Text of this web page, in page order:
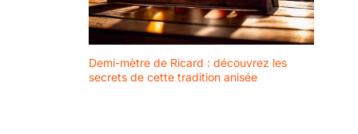
et est façonné par des
artisans hautement
qualifiés et passionnés
par leur métier. Ainsi,
chaque pièce de verre
Demi-mètre de Ricard : découvrez les
secrets de cette tradition anisée